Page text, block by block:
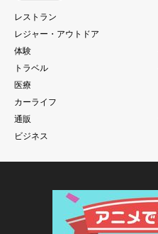
レストラン
レジャー・アウトドア
体験
トラベル
医療
カーライフ
通販
ビジネス